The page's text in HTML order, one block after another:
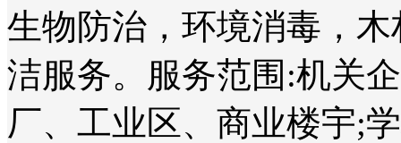
生物防治，环境消毒，
洁服务。服务范围:机关
厂、工业区、商业楼宇;